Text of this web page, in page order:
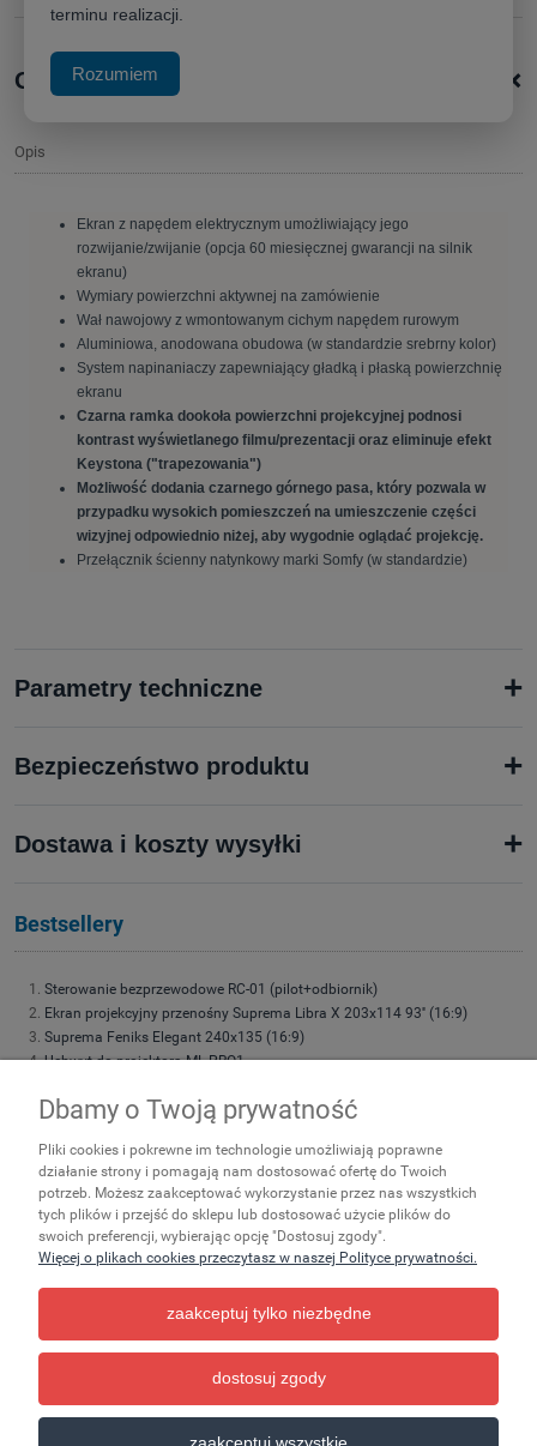
Opis produktu +
Opis
Ekran z napędem elektrycznym umożliwiający jego
rozwijanie/zwijanie (opcja 60 miesięcznej gwarancji na silnik
ekranu)
Wymiary powierzchni aktywnej na zamówienie
Wał nawojowy z wmontowanym cichym napędem rurowym
Aluminiowa, anodowana obudowa (w standardzie srebrny kolor)
System napinaniaczy zapewniający gładką i płaską powierzchnię
ekranu
Czarna ramka dookoła powierzchni projekcyjnej podnosi
kontrast wyświetlanego filmu/prezentacji oraz eliminuje efekt
Keystona ("trapezowania")
Możliwość dodania czarnego górnego pasa, który pozwala w
przypadku wysokich pomieszczeń na umieszczenie części
wizyjnej odpowiednio niżej, aby wygodnie oglądać projekcję.
Przełącznik ścienny natynkowy marki Somfy (w standardzie)
Parametry techniczne +
Bezpieczeństwo produktu +
Dostawa i koszty wysyłki +
Bestsellery
Sterowanie bezprzewodowe RC-01 (pilot+odbiornik)
Ekran projekcyjny przenośny Suprema Libra X 203x114 93'' (16:9)
Suprema Feniks Elegant 240x135 (16:9)
Uchwyt do projektora ML-PRO1
Suprema Feniks Elegant 180x101 (16:9)
Suprema Feniks Elegant 220x124 (16:9)
Suprema Feniks 200x113 (16:9) 90''
Suprema Leo 203x152 (4:3)
Suprema Polaris LITE 200x113 (16:9)
Torba transportowa do ekranów przenośnych rozmiar 195
Zakupy Ważne Pomoc
terminu realizacji.
Rozumiem
Dbamy o Twoją prywatność
Pliki cookies i pokrewne im technologie umożliwiają poprawne
działanie strony i pomagają nam dostosować ofertę do Twoich
potrzeb. Możesz zaakceptować wykorzystanie przez nas wszystkich
tych plików i przejść do sklepu lub dostosować użycie plików do
swoich preferencji, wybierając opcję "Dostosuj zgody".
Więcej o plikach cookies przeczytasz w naszej Polityce prywatności.
zaakceptuj tylko niezbędne
dostosuj zgody